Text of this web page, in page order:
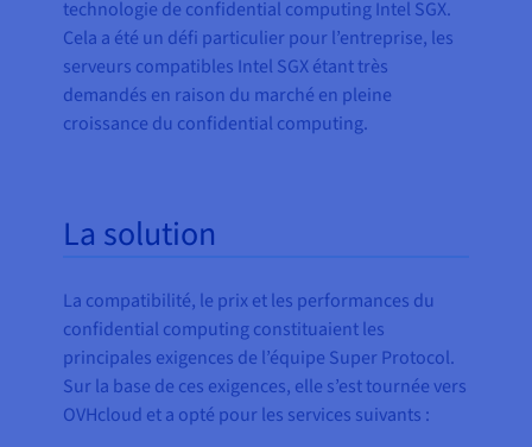
technologie de confidential computing Intel SGX.
Cela a été un défi particulier pour l’entreprise, les
serveurs compatibles Intel SGX étant très
demandés en raison du marché en pleine
croissance du confidential computing.
La solution
La compatibilité, le prix et les performances du
confidential computing constituaient les
principales exigences de l’équipe Super Protocol.
Sur la base de ces exigences, elle s’est tournée vers
OVHcloud et a opté pour les services suivants :